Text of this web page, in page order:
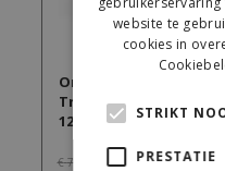
Orbital Dining Table
Trespa Dark Basalt
120 cm Ø Charcoal
€ 769
website te
cookies in
STRIKT
PRESTATIE